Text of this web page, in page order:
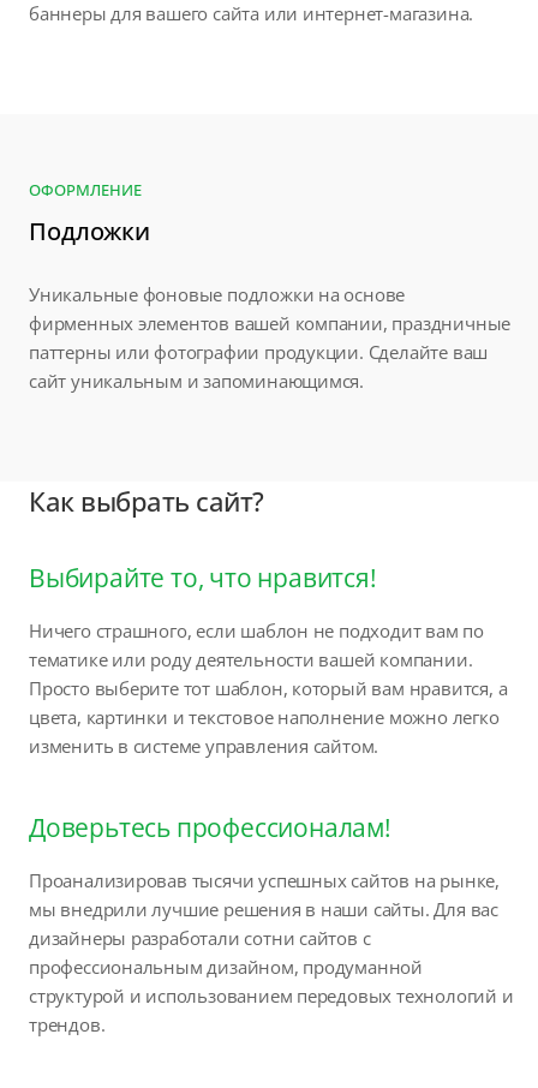
баннеры для вашего сайта или интернет-магазина.
ОФОРМЛЕНИЕ
Подложки
Уникальные фоновые подложки на основе
фирменных элементов вашей компании, праздничные
паттерны или фотографии продукции. Сделайте ваш
сайт уникальным и запоминающимся.
Как выбрать сайт?
Выбирайте то, что нравится!
Ничего страшного, если шаблон не подходит вам по
тематике или роду деятельности вашей компании.
Просто выберите тот шаблон, который вам нравится, а
цвета, картинки и текстовое наполнение можно легко
изменить в системе управления сайтом.
Доверьтесь профессионалам!
Проанализировав тысячи успешных сайтов на рынке,
мы внедрили лучшие решения в наши сайты. Для вас
дизайнеры разработали сотни сайтов с
профессиональным дизайном, продуманной
структурой и использованием передовых технологий и
трендов.